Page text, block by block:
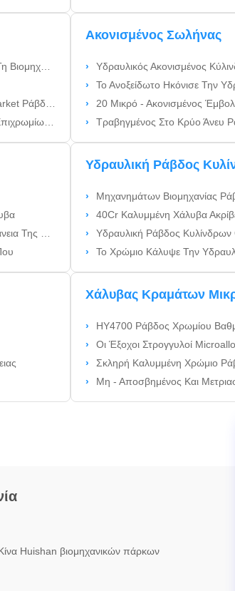
Δεσμών
Ακονισμένος Σωλήνας
Υδραυλικός Ακονισμένος
Το Ανοξείδωτο Ηκόνισε Την
20 Μικρό - Ακονισμένος
Τραβηγμένος Στο Κρύο Άνευ Ραφής
Υδραυλική Ράβδος
Μηχανημάτων Βιομηχανίας
40Cr Καλυμμένη Χάλυβα
Υδραυλική Ράβδος
Το Χρώμιο Κάλυψε Την Υδραυλική
Χάλυβας Κραμάτων
HY4700 Ράβδος Χρωμίου Βαθμών
Οι Έξοχοι Στρογγυλοί
Σκληρή Καλυμμένη Χρώμιο Ράβδος
Μη - Αποσβημένος Και
Huishan βιομηχανικών πάρκων